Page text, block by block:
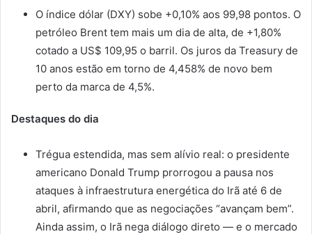
O índice dólar (DXY) sobe +0,10% aos 99,98 pontos. O
petróleo Brent tem mais um dia de alta, de +1,80%
cotado a US$ 109,95 o barril. Os juros da Treasury de
10 anos estão em torno de 4,458% de novo bem
perto da marca de 4,5%.
Destaques do dia
Trégua estendida, mas sem alívio real: o presidente
americano Donald Trump prorrogou a pausa nos
ataques à infraestrutura energética do Irã até 6 de
abril, afirmando que as negociações “avançam bem”.
Ainda assim, o Irã nega diálogo direto — e o mercado